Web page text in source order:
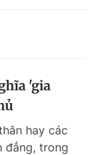
'gia
hay các
đẳng, trong